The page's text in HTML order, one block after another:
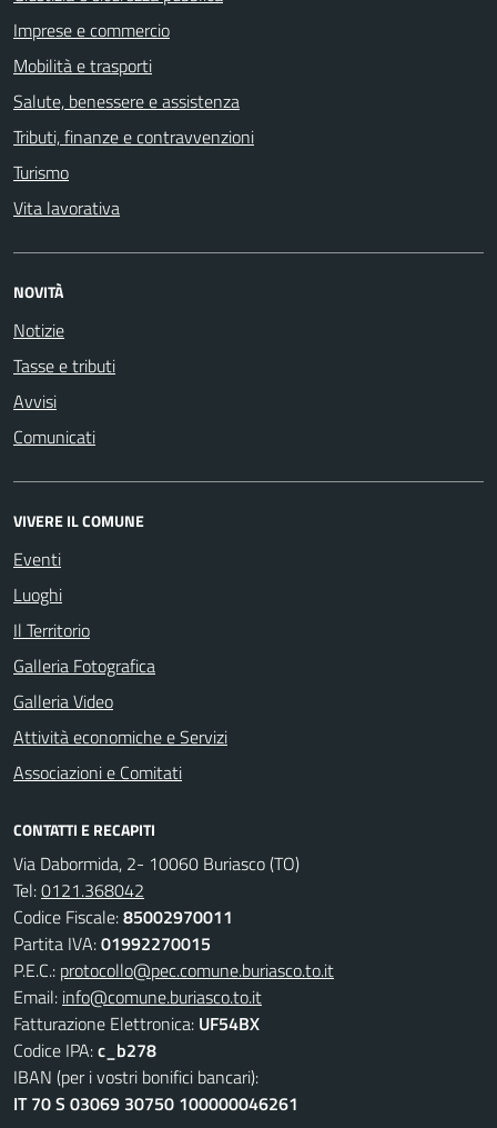
Imprese e commercio
Mobilità e trasporti
Salute, benessere e assistenza
Tributi, finanze e contravvenzioni
Turismo
Vita lavorativa
NOVITÀ
Notizie
Tasse e tributi
Avvisi
Comunicati
VIVERE IL COMUNE
Eventi
Luoghi
Il Territorio
Galleria Fotografica
Galleria Video
Attività economiche e Servizi
Associazioni e Comitati
CONTATTI E RECAPITI
Via Dabormida, 2- 10060 Buriasco (TO)
Tel:0121.368042
Codice Fiscale:85002970011
Partita IVA:01992270015
P.E.C.: protocollo@pec.comune.buriasco.to.it
Email: info@comune.buriasco.to.it
Fatturazione Elettronica: UF54BX
Codice IPA:c_b278
IBAN (per i vostri bonifici bancari):
IT 70 S 03069 30750 100000046261